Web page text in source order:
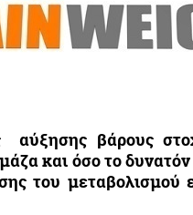
αύξησης βάρους
και όσο το
του μεταβολισμού